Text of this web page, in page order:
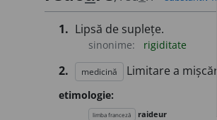
1. Lipsă de suplețe.
sinonime: rigiditate
2. medicină Limitare a
etimologie:
limba franceză raideur